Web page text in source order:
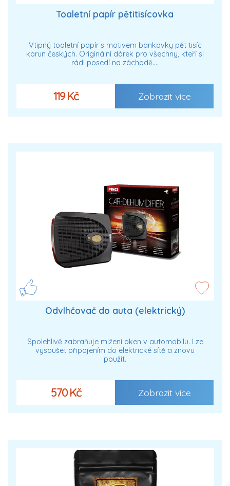
Toaletní papír pětitisícovka
Vtipný toaletní papír s motivem bankovky pět tisíc
korun českých. Originální dárek pro všechny, kteří si
rádi posedí na záchodě.…
119 Kč Zobrazit více
Odvlhčovač do auta (elektrický)
Spolehlivě zabraňuje mlžení oken v automobilu. Lze
vysoušet připojením do elektrické sítě a znovu
použít.
570 Kč Zobrazit více